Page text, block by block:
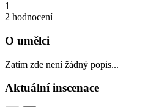
1
2 hodnocení
O umělci
Zatím zde není žádný popis...
Aktuální inscenace